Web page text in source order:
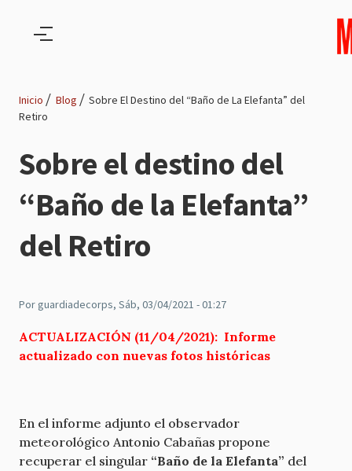
de
navegación
Inicio Blog
Sobre El Destino del “Baño de La Elefanta” del
Retiro
Sobre el destino del
“Baño de la Elefanta”
del Retiro
Porguardiadecorps, Sáb, 03/04/2021 - 01:27
ACTUALIZACIÓN (11/04/2021): Informe
actualizado con nuevas fotos históricas
En el informe adjunto el observador
meteorológico Antonio Cabañas propone
recuperar el singular “Baño de la Elefanta” del